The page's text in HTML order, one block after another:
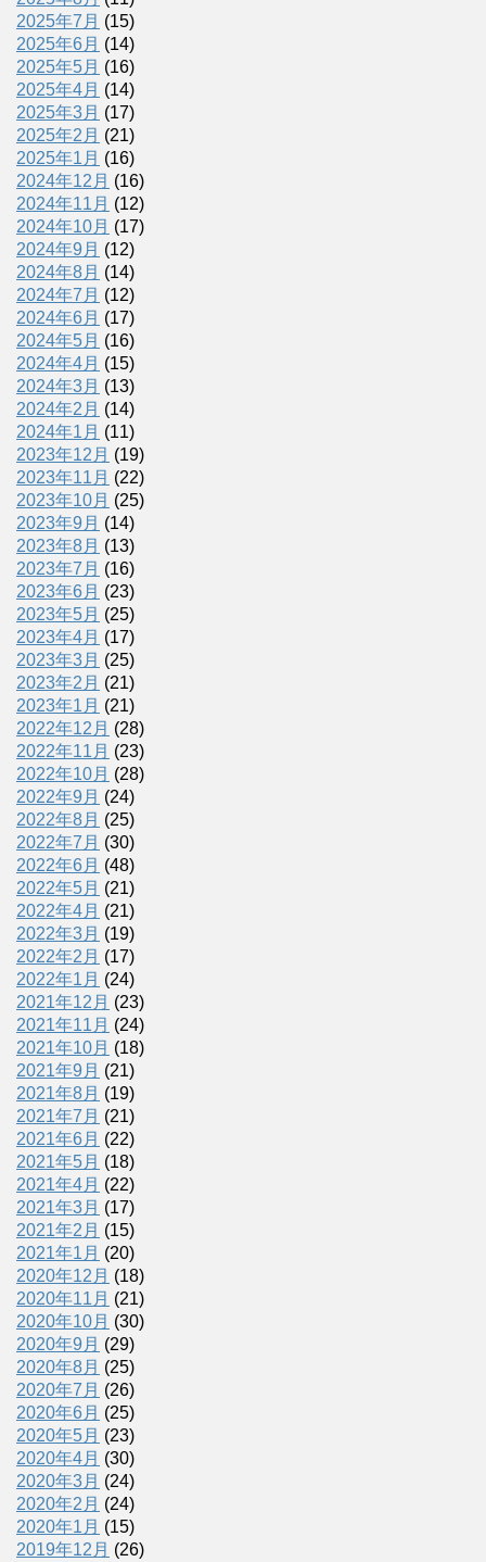
2025年7月 (15)
2025年6月 (14)
2025年5月 (16)
2025年4月 (14)
2025年3月 (17)
2025年2月 (21)
2025年1月 (16)
2024年12月 (16)
2024年11月 (12)
2024年10月 (17)
2024年9月 (12)
2024年8月 (14)
2024年7月 (12)
2024年6月 (17)
2024年5月 (16)
2024年4月 (15)
2024年3月 (13)
2024年2月 (14)
2024年1月 (11)
2023年12月 (19)
2023年11月 (22)
2023年10月 (25)
2023年9月 (14)
2023年8月 (13)
2023年7月 (16)
2023年6月 (23)
2023年5月 (25)
2023年4月 (17)
2023年3月 (25)
2023年2月 (21)
2023年1月 (21)
2022年12月 (28)
2022年11月 (23)
2022年10月 (28)
2022年9月 (24)
2022年8月 (25)
2022年7月 (30)
2022年6月 (48)
2022年5月 (21)
2022年4月 (21)
2022年3月 (19)
2022年2月 (17)
2022年1月 (24)
2021年12月 (23)
2021年11月 (24)
2021年10月 (18)
2021年9月 (21)
2021年8月 (19)
2021年7月 (21)
2021年6月 (22)
2021年5月 (18)
2021年4月 (22)
2021年3月 (17)
2021年2月 (15)
2021年1月 (20)
2020年12月 (18)
2020年11月 (21)
2020年10月 (30)
2020年9月 (29)
2020年8月 (25)
2020年7月 (26)
2020年6月 (25)
2020年5月 (23)
2020年4月 (30)
2020年3月 (24)
2020年2月 (24)
2020年1月 (15)
2019年12月 (26)